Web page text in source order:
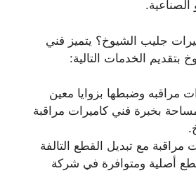
الصناعية.
جليب الشيوخ؟ يتميز فني
بتقديم الخدمات التالية:
مراقبه وضبطها بزوايا معين
بخبرة فني كاميرات مراقبة
مراقبة مع تبديل القطع التالفة
أصلية ومتوافرة في شركة